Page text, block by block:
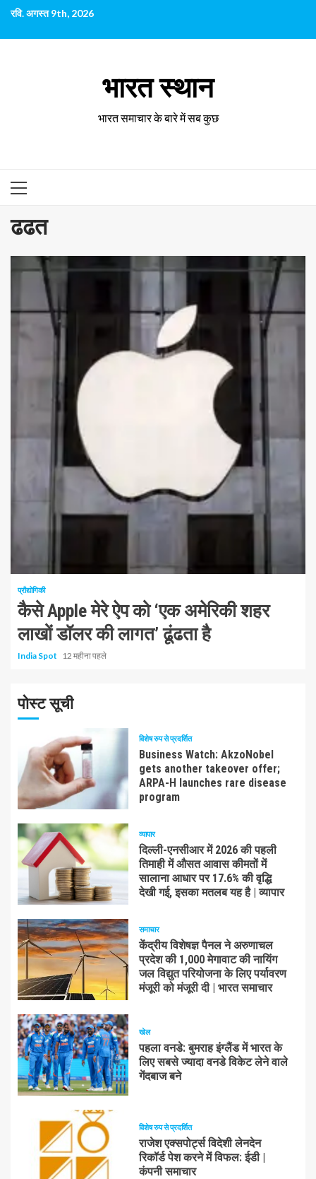
छोड़कर
पर
रवि. अगस्त 9th, 2026
भारत स्थान
भारत समाचार के बारे में सब कुछ
प्राथमिक
ढढत
प्रौद्योगिकी
कैसे Apple मेरे ऐप को ‘एक अमेरिकी शहर
लाखों डॉलर की लागत’ ढूंढता है
India Spot 12 महीना पहले
पोस्ट सूची
विशेष रुप से प्रदर्शित
Business Watch: AkzoNobel
gets another takeover offer;
ARPA-H launches rare disease
program
व्यापार
दिल्ली-एनसीआर में 2026 की पहली
तिमाही में औसत आवास कीमतों में
सालाना आधार पर 17.6% की वृद्धि
देखी गई, इसका मतलब यह है | व्यापार
समाचार
केंद्रीय विशेषज्ञ पैनल ने अरुणाचल
प्रदेश की 1,000 मेगावाट की नायिंग
जल विद्युत परियोजना के लिए पर्यावरण
मंजूरी को मंजूरी दी | भारत समाचार
खेल
पहला वनडे: बुमराह इंग्लैंड में भारत के
लिए सबसे ज्यादा वनडे विकेट लेने वाले
गेंदबाज बने
विशेष रुप से प्रदर्शित
राजेश एक्सपोर्ट्स विदेशी लेनदेन
रिकॉर्ड पेश करने में विफल: ईडी |
कंपनी समाचार